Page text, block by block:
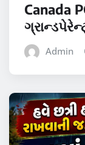
Canada
Admin